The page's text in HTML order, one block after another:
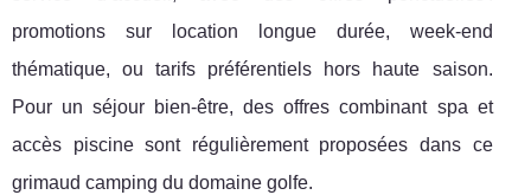
promotions sur location longue durée, week-end
thématique, ou tarifs préférentiels hors haute saison.
Pour un séjour bien-être, des offres combinant spa et
accès piscine sont régulièrement proposées dans ce
grimaud camping du domaine golfe.